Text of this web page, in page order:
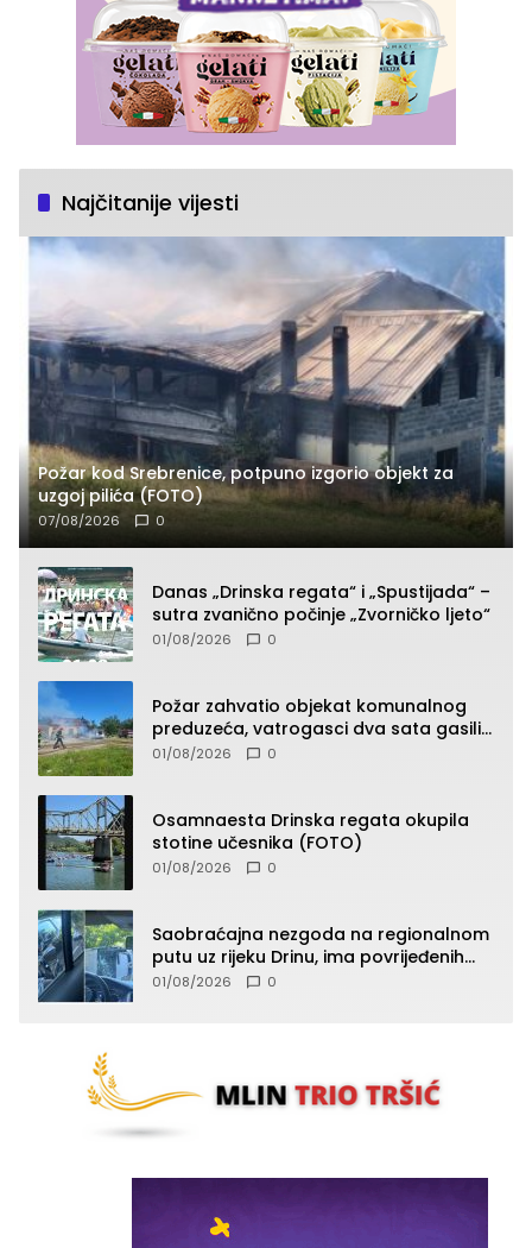
Najčitanije vijesti
Požar kod Srebrenice, potpuno izgorio objekt za
uzgoj pilića (FOTO)
07/08/2026 0
Danas „Drinska regata“ i „Spustijada“ –
sutra zvanično počinje „Zvorničko ljeto“
01/08/2026 0
Požar zahvatio objekat komunalnog
preduzeća, vatrogasci dva sata gasili
vatru (FOTO)
01/08/2026 0
Osamnaesta Drinska regata okupila
stotine učesnika (FOTO)
01/08/2026 0
Saobraćajna nezgoda na regionalnom
putu uz rijeku Drinu, ima povrijeđenih
lica (FOTO)
01/08/2026 0